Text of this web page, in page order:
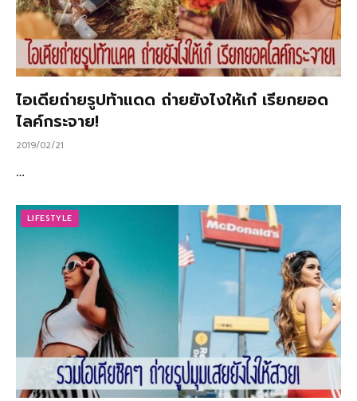
ไอเดียถ่ายรูปท้าแดด ถ่ายยังไงให้เก๋ เรียกยอด
ไลค์กระจาย!
2019/02/21
…
LIFESTYLE